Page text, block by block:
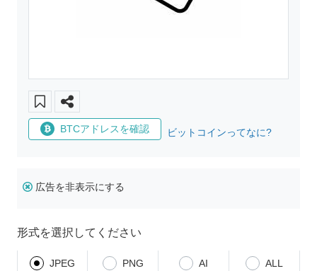
BTCアドレスを確認 ビットコインってなに?
広告を非表示にする
形式を選択してください
JPEG PNG AI ALL